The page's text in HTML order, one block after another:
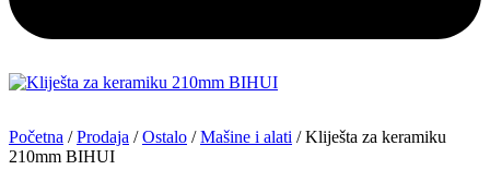
Početna /Prodaja /Ostalo /Mašine i alati / Kliješta za keramiku
210mm BIHUI